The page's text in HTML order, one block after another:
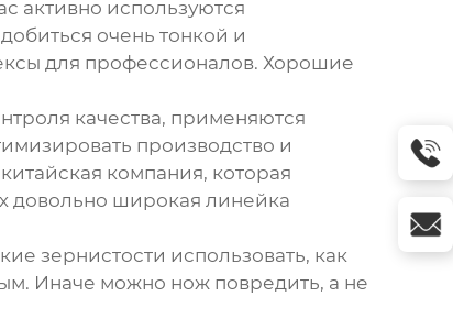
активно используются
очень тонкой и
для профессионалов. Хорошие
качества, применяются
производство и
компания, которая
довольно широкая линейка
зернистости использовать, как
Иначе можно нож повредить, а не